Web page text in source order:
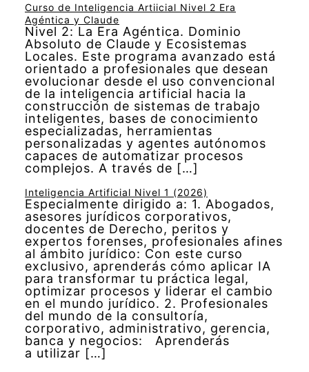
Curso de Inteligencia Artiicial Nivel 2 Era
Agéntica y Claude
Nivel 2: La Era Agéntica. Dominio
Absoluto de Claude y Ecosistemas
Locales. Este programa avanzado está
orientado a profesionales que desean
evolucionar desde el uso convencional
de la inteligencia artificial hacia la
construcción de sistemas de trabajo
inteligentes, bases de conocimiento
especializadas, herramientas
personalizadas y agentes autónomos
capaces de automatizar procesos
complejos. A través de […]
Inteligencia Artificial Nivel 1 (2026)
Especialmente dirigido a: 1. Abogados,
asesores jurídicos corporativos,
docentes de Derecho, peritos y
expertos forenses, profesionales afines
al ámbito jurídico: Con este curso
exclusivo, aprenderás cómo aplicar IA
para transformar tu práctica legal,
optimizar procesos y liderar el cambio
en el mundo jurídico. 2. Profesionales
del mundo de la consultoría,
corporativo, administrativo, gerencia,
banca y negocios: Aprenderás
a utilizar […]